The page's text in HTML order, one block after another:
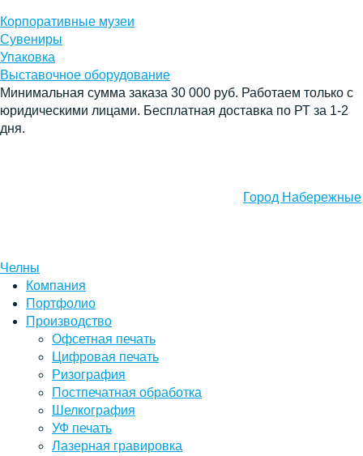
Корпоративные музеи
Сувениры
Упаковка
Выставочное оборудование
Минимальная сумма заказа 30 000 руб. Работаем только с
юридическими лицами. Бесплатная доставка по РТ за 1-2
дня.
Город Набережные
Челны
Компания
Портфолио
Производство
Офсетная печать
Цифровая печать
Ризография
Постпечатная обработка
Шелкография
УФ печать
Лазерная гравировка